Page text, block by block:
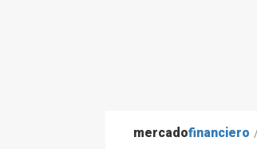
mercadofinanciero